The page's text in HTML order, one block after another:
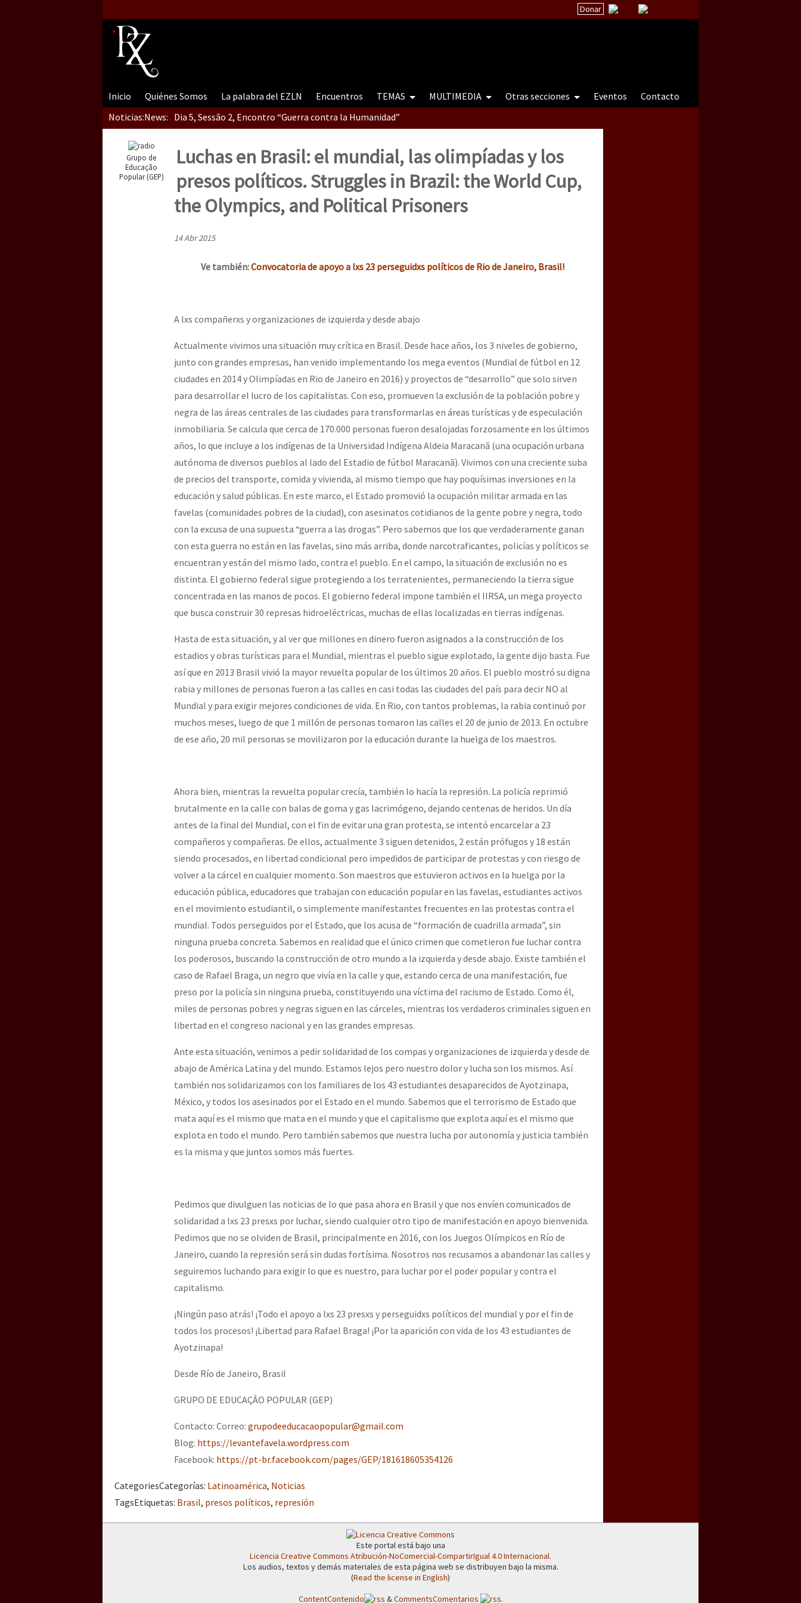
Donar
Inicio Quiénes Somos La palabra del EZLN Encuentros TEMAS MULTIMEDIA Otras secciones Eventos
Contacto
Noticias:News: Dia 5, Sessão 2, Encontro “Guerra contra la Humanidad”
Dia 5, sessão 1, do Encontro “Guerra contra a Humanidade”(As populações e a natureza e a natureza sob cerco)
Dia 4 – Encontro “Guerra contra a Humanidade” (As populações e a natureza sob cerco)
Dia 3 do Encontro “Guerra contra a Humanidade”
Dia 2 do Encontro “Guerra contra a Humanidad”
Dia 1: Encontro “Guerra contra a Humanidade”
[CDMX – 20 julio] Jornadas globales por la libertad de Jesús Plácido Galindo y el alto a la guerra contra el CIPOG-EZ
“Sonhando a Terra do Bem Virá” se publica no Estado Espanhol
Se o México sabe, que o mundo saiba! Nossas lutas pela memória, a justiça e a dignidade
Grupo de
Educação
Popular (GEP)
Luchas en Brasil: el mundial, las olimpíadas y los
presos políticos.Struggles in Brazil: the World Cup,
the Olympics, and Political Prisoners
14 Abr 2015
Ve también:Convocatoria de apoyo a lxs 23 perseguidxs políticos de Rio de Janeiro, Brasil!
A lxs compañerxs y organizaciones de izquierda y desde abajo
Actualmente vivimos una situación muy crítica en Brasil. Desde hace años, los 3 niveles de gobierno,
junto con grandes empresas, han venido implementando los mega eventos (Mundial de fútbol en 12
ciudades en 2014 y Olimpíadas en Rio de Janeiro en 2016) y proyectos de “desarrollo” que solo sirven
para desarrollar el lucro de los capitalistas. Con eso, promueven la exclusión de la población pobre y
negra de las áreas centrales de las ciudades para transformarlas en áreas turísticas y de especulación
inmobiliaria. Se calcula que cerca de 170.000 personas fueron desalojadas forzosamente en los últimos
años, lo que incluye a los indígenas de la Universidad Indígena Aldeia Maracanã (una ocupación urbana
autónoma de diversos pueblos al lado del Estadio de fútbol Maracanã). Vivimos con una creciente suba
de precios del transporte, comida y vivienda, al mismo tiempo que hay poquísimas inversiones en la
educación y salud públicas. En este marco, el Estado promovió la ocupación militar armada en las
favelas (comunidades pobres de la ciudad), con asesinatos cotidianos de la gente pobre y negra, todo
con la excusa de una supuesta “guerra a las drogas”. Pero sabemos que los que verdaderamente ganan
con esta guerra no están en las favelas, sino más arriba, donde narcotraficantes, policías y políticos se
encuentran y están del mismo lado, contra el pueblo. En el campo, la situación de exclusión no es
distinta. El gobierno federal sigue protegiendo a los terratenientes, permaneciendo la tierra sigue
concentrada en las manos de pocos. El gobierno federal impone también el IIRSA, un mega proyecto
que busca construir 30 represas hidroeléctricas, muchas de ellas localizadas en tierras indígenas.
Hasta de esta situación, y al ver que millones en dinero fueron asignados a la construcción de los
estadios y obras turísticas para el Mundial, mientras el pueblo sigue explotado, la gente dijo basta. Fue
así que en 2013 Brasil vivió la mayor revuelta popular de los últimos 20 años. El pueblo mostró su digna
rabia y millones de personas fueron a las calles en casi todas las ciudades del país para decir NO al
Mundial y para exigir mejores condiciones de vida. En Rio, con tantos problemas, la rabia continuó por
muchos meses, luego de que 1 millón de personas tomaron las calles el 20 de junio de 2013. En octubre
de ese año, 20 mil personas se movilizaron por la educación durante la huelga de los maestros.
Ahora bien, mientras la revuelta popular crecía, también lo hacía la represión. La policía reprimió
brutalmente en la calle con balas de goma y gas lacrimógeno, dejando centenas de heridos. Un día
antes de la final del Mundial, con el fin de evitar una gran protesta, se intentó encarcelar a 23
compañeros y compañeras. De ellos, actualmente 3 siguen detenidos, 2 están prófugos y 18 están
siendo procesados, en libertad condicional pero impedidos de participar de protestas y con riesgo de
volver a la cárcel en cualquier momento. Son maestros que estuvieron activos en la huelga por la
educación pública, educadores que trabajan con educación popular en las favelas, estudiantes activos
en el movimiento estudiantil, o simplemente manifestantes frecuentes en las protestas contra el
mundial. Todos perseguidos por el Estado, que los acusa de “formación de cuadrilla armada”, sin
ninguna prueba concreta. Sabemos en realidad que el único crimen que cometieron fue luchar contra
los poderosos, buscando la construcción de otro mundo a la izquierda y desde abajo. Existe también el
caso de Rafael Braga, un negro que vivía en la calle y que, estando cerca de una manifestación, fue
preso por la policía sin ninguna prueba, constituyendo una víctima del racismo de Estado. Como él,
miles de personas pobres y negras siguen en las cárceles, mientras los verdaderos criminales siguen en
libertad en el congreso nacional y en las grandes empresas.
Ante esta situación, venimos a pedir solidaridad de los compas y organizaciones de izquierda y desde de
abajo de América Latina y del mundo. Estamos lejos pero nuestro dolor y lucha son los mismos. Así
también nos solidarizamos con los familiares de los 43 estudiantes desaparecidos de Ayotzinapa,
México, y todos los asesinados por el Estado en el mundo. Sabemos que el terrorismo de Estado que
mata aquí es el mismo que mata en el mundo y que el capitalismo que explota aquí es el mismo que
explota en todo el mundo. Pero también sabemos que nuestra lucha por autonomía y justicia también
es la misma y que juntos somos más fuertes.
Pedimos que divulguen las noticias de lo que pasa ahora en Brasil y que nos envíen comunicados de
solidaridad a lxs 23 presxs por luchar, siendo cualquier otro tipo de manifestación en apoyo bienvenida.
Pedimos que no se olviden de Brasil, principalmente en 2016, con los Juegos Olímpicos en Río de
Janeiro, cuando la represión será sin dudas fortísima. Nosotros nos recusamos a abandonar las calles y
seguiremos luchando para exigir lo que es nuestro, para luchar por el poder popular y contra el
capitalismo.
¡Ningún paso atrás! ¡Todo el apoyo a lxs 23 presxs y perseguidxs políticos del mundial y por el fin de
todos los procesos! ¡Libertad para Rafael Braga! ¡Por la aparición con vida de los 43 estudiantes de
Ayotzinapa!
Desde Río de Janeiro, Brasil
GRUPO DE EDUCAÇÂO POPULAR (GEP)
Contacto: Correo: grupodeeducacaopopular@gmail.com
Blog: https://levantefavela.wordpress.com
Facebook: https://pt-br.facebook.com/pages/GEP/181618605354126
CategoriesCategorías: Latinoamérica, Noticias
TagsEtiquetas: Brasil, presos políticos, represión
Este portal está bajo una
Licencia Creative Commons Atribución-NoComercial-CompartirIgual 4.0 Internacional.
Los audios, textos y demás materiales de esta página web se distribuyen bajo la misma.
(Read the license in English)
ContentContenido &CommentsComentarios .